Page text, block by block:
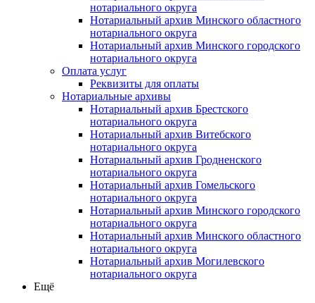
нотариального округа
Нотариальный архив Минского областного
нотариального округа
Нотариальный архив Минского городского
нотариального округа
Оплата услуг
Реквизиты для оплаты
Нотариальные архивы
Нотариальный архив Брестского
нотариального округа
Нотариальный архив Витебского
нотариального округа
Нотариальный архив Гродненского
нотариального округа
Нотариальный архив Гомельского
нотариального округа
Нотариальный архив Минского городского
нотариального округа
Нотариальный архив Минского областного
нотариального округа
Нотариальный архив Могилевского
нотариального округа
Ещё